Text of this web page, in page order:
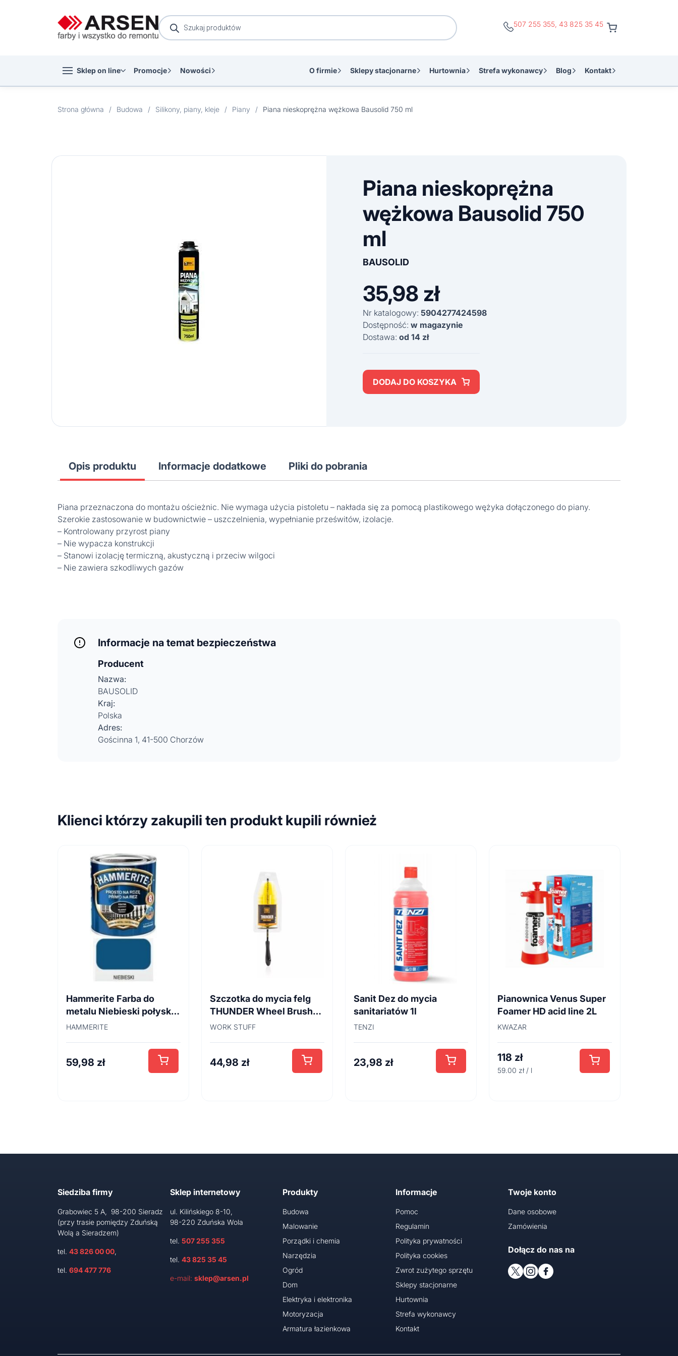
Wyszukiwarka
produktów
507 255 355 43 825 35 45
Sklep on line Promocje Nowości O firmie Sklepy stacjonarne Hurtownia Strefa wykonawcy Blog Kontakt
Strona główna / Budowa / Silikony, piany, kleje / Piany / Piana nieskoprężna wężkowa Bausolid 750 ml
Piana nieskoprężna
wężkowa Bausolid 750
ml
BAUSOLID
35,98 zł
Nr katalogowy: 5904277424598
Dostępność: w magazynie
Dostawa: od 14 zł
DODAJ DO KOSZYKA
Opis produktu Informacje dodatkowe Pliki do pobrania
Piana przeznaczona do montażu ościeżnic. Nie wymaga użycia pistoletu – nakłada się za pomocą plastikowego wężyka dołączonego do piany.
Szerokie zastosowanie w budownictwie – uszczelnienia, wypełnianie prześwitów, izolacje.
– Kontrolowany przyrost piany
– Nie wypacza konstrukcji
– Stanowi izolację termiczną, akustyczną i przeciw wilgoci
– Nie zawiera szkodliwych gazów
Informacje na temat bezpieczeństwa
Producent
Nazwa:
BAUSOLID
Kraj:
Polska
Adres:
Gościnna 1, 41-500 Chorzów
Klienci którzy zakupili ten produkt kupili również
Hammerite Farba do
metalu Niebieski połysk
0,7 l
HAMMERITE
59,98 zł
Szczotka do mycia felg
THUNDER Wheel Brush
45cm
WORK STUFF
44,98 zł
Sanit Dez do mycia
sanitariatów 1l
TENZI
23,98 zł
Pianownica Venus Super
Foamer HD acid line 2L
KWAZAR
118 zł
59.00 zł / l
Siedziba firmy
Grabowiec 5 A, 98-200 Sieradz
(przy trasie pomiędzy Zduńską
Wolą a Sieradzem)
tel. 43 826 00 00,
tel. 694 477 776
Sklep internetowy
ul. Kilińskiego 8-10,
98-220 Zduńska Wola
tel.507 255 355
tel.43 825 35 45
e-mail:sklep@arsen.pl
Produkty
Budowa
Malowanie
Porządki i chemia
Narzędzia
Ogród
Dom
Elektryka i elektronika
Motoryzacja
Armatura łazienkowa
Informacje
Pomoc
Regulamin
Polityka prywatności
Polityka cookies
Zwrot zużytego sprzętu
Sklepy stacjonarne
Hurtownia
Strefa wykonawcy
Kontakt
Twoje konto
Dane osobowe
Zamówienia
Dołącz do nas na